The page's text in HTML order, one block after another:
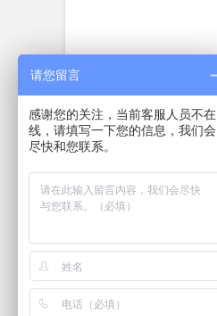
请您留言
感谢您的关注，当前客服人员不在
线，请填写一下您的信息，我们会
尽快和您联系。